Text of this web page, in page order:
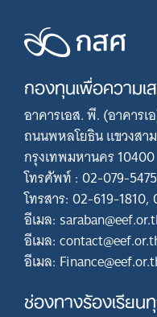
กองทุนเพื่อความ
อาคารเอส. พี. (อาคารเ
ถนนพหลโยธิน แขวงสา
กรุงเทพมหานคร 10400
โทรศัพท์ : 02-079-5475
โทรสาร: 02-619-1810,
อีเมล:
อีเมล:
อีเมล:
ช่องทางร้องเรียน